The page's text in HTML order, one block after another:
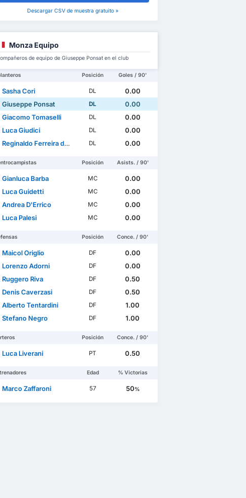
Descargar CSV de muestra gratuito »
Monza Equipo
de equipo de Giuseppe Ponsat en el club
Posición Goles / 90'
Sasha Cori DL
0.00
Giuseppe Ponsat
DL
0.00
Giacomo Tomaselli
DL
0.00
Luca Giudici
DL
0.00
Reginaldo Ferreira da Silva
DL 0.00
Posición Asists. / 90'
Gianluca Barba MC
0.00
Luca Guidetti
MC
0.00
Andrea D'Errico
MC
0.00
Luca Palesi
MC 0.00
Posición Conce. / 90'
Maicol Origlio DF
0.00
Lorenzo Adorni
DF
0.00
Ruggero Riva
DF
0.50
Denis Caverzasi
DF
0.50
Alberto Tentardini
DF
1.00
Stefano Negro
DF 1.00
Posición Conce. / 90'
Luca Liverani PT 0.50
Edad % Victorias
Marco Zaffaroni 57 50%